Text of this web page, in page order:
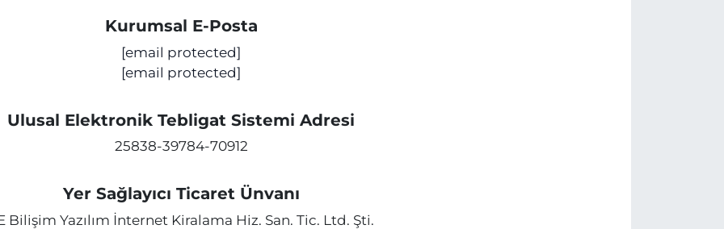
Kurumsal E-Posta
[email protected]
[email protected]
Ulusal Elektronik Tebligat Sistemi Adresi
25838-39784-70912
Yer Sağlayıcı Ticaret Ünvanı
Bilişim Yazılım İnternet Kiralama Hiz. San. Tic. Ltd. Şti.